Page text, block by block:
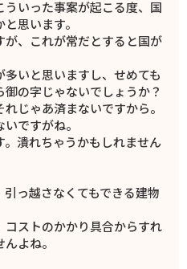
いった事案が起こる度、国
思います。
が、これが常だとすると国が
いと思いますし、せめても
の字じゃないでしょうか？
じゃあ済まないですから。
ですがね。
潰れちゃうかもしれません
っ越さなくてもできる建物
コストのかかり具合からすれ
よね。